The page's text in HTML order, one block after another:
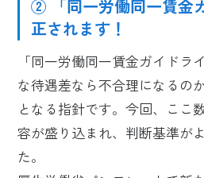
② 「同一労働同一賃金
正されます！
「同一労働同一賃金ガイドラ
な待遇差なら不合理になるの
となる指針です。今回、ここ
容が盛り込まれ、判断基準が
た。